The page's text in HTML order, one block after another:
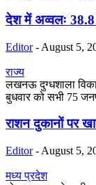
देश में अव्वलः 38.8
Editor - August 5,
राज्य
लखनऊ दुग्धशाला
बुधवार को सभी 75
राशन दुकानों पर
Editor - August 5,
मध्य प्रदेश